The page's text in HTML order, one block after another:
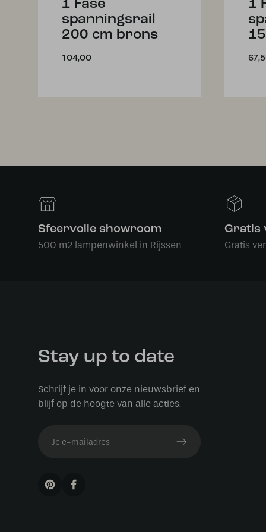
1 Fase
spanningsrail
200 cm brons
104,00
1
Sfeervolle showroom
500 m2 lampenwinkel in Rijssen
Gratis
Gratis
Stay up to date
Schrijf je in voor onze nieuwsbrief en
blijf op de hoogte van alle acties.